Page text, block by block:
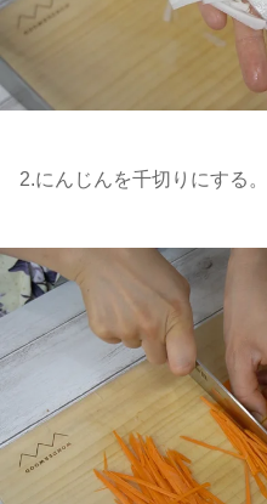
2.にんじんを千切りにする。